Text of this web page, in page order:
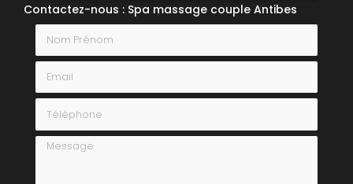
Contactez-nous : Spa massage couple Antibes
Nom Prénom
Email
Téléphone
Message